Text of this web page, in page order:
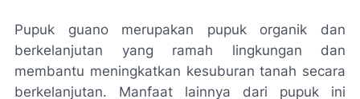
Pupuk guano merupakan pupuk organik dan
berkelanjutan yang ramah lingkungan dan
membantu meningkatkan kesuburan tanah secara
berkelanjutan. Manfaat lainnya dari pupuk ini